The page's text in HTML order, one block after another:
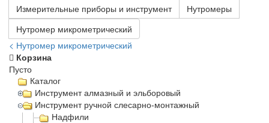
Измерительные приборы и инструмент
Нутромеры
Нутромер микрометрический
< Нутромер микрометрический
Корзина
Пусто
Каталог
Инструмент алмазный и эльборовый
Инструмент ручной слесарно-монтажный
Надфили